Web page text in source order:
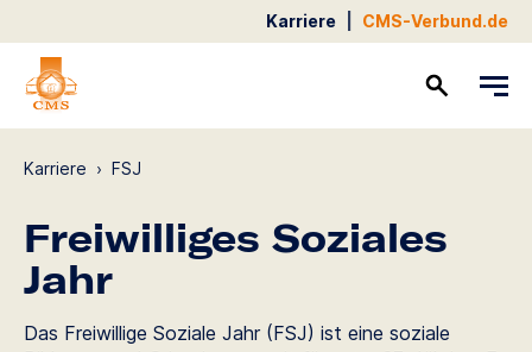
Karriere CMS-Verbund.de
Karriere › FSJ
Freiwilliges Soziales
Jahr
Das Freiwillige Soziale Jahr (FSJ) ist eine soziale